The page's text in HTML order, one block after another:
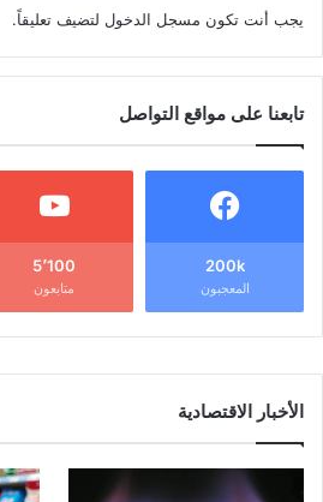
يجب أنت تكون مسجل الدخول لتضيف تعليقاً.
تابعنا على مواقع التواصل
200k
المعجبون
5٬100
متابعون
الأخبار الاقتصادية